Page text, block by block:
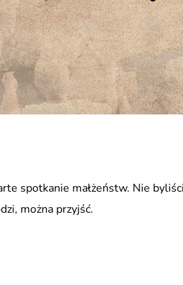
spotkanie małżeństw. Nie
można przyjść.